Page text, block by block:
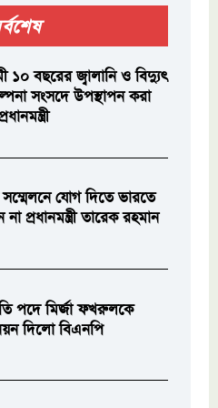
১০ বছরের জ্বালানি ও বিদ্যুৎ
সংসদে উপস্থাপন করা
সম্মেলনে যোগ দিতে ভারতে
না প্রধানমন্ত্রী তারেক রহমান
পদে মির্জা ফখরুলকে
দিলো বিএনপি